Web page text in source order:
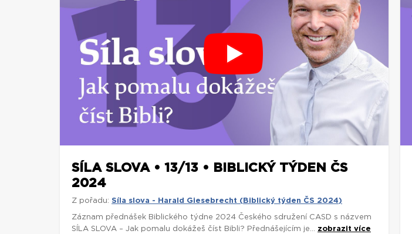
SÍLA SLOVA • 13/13 • BIBLICKÝ TÝDEN ČS
2024
Z pořadu: Síla slova - Harald Giesebrecht (Biblický týden ČS 2024)
Záznam přednášek Biblického týdne 2024 Českého sdružení CASD s názvem
SÍLA SLOVA – Jak pomalu dokážeš číst Bibli? Přednášejícím je... zobrazit více